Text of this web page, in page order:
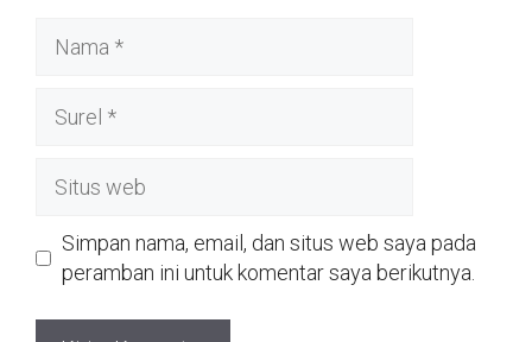
web
Simpan nama, email, dan situs web saya pada
peramban ini untuk komentar saya berikutnya.